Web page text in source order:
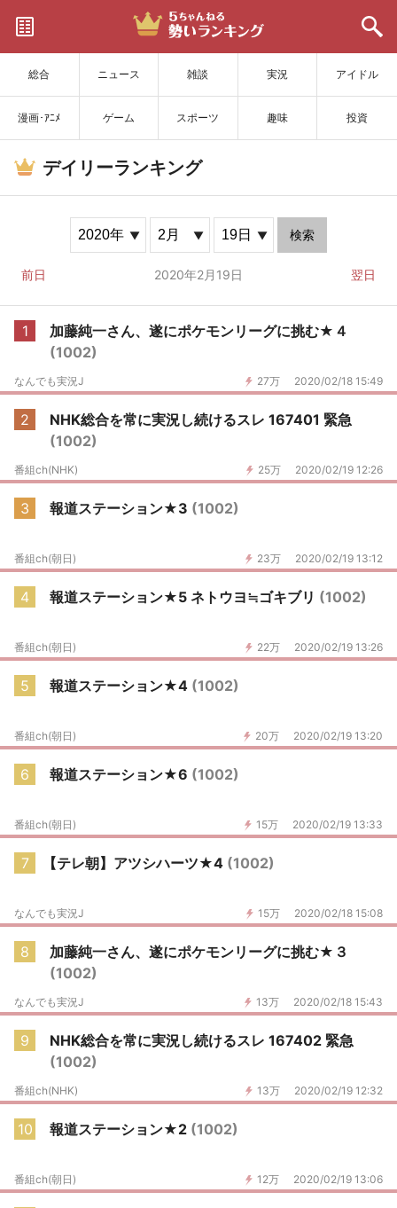
総合 ニュース 雑談 実況 アイドル
漫画･ｱﾆﾒ ゲーム スポーツ 趣味 投資
サイトを更新
デイリーランキング
検索
前日 2020年2月19日 翌日
1
加藤純一さん、遂にポケモンリーグに挑む★４
(1002)
27万 2020/02/18 15:49
なんでも実況J
2
NHK総合を常に実況し続けるスレ 167401 緊急
(1002)
25万 2020/02/19 12:26
番組ch(NHK)
3 報道ステーション★3 (1002)
23万 2020/02/19 13:12
番組ch(朝日)
4 報道ステーション★5 ネトウヨ≒ゴキブリ (1002)
22万 2020/02/19 13:26
番組ch(朝日)
5 報道ステーション★4 (1002)
20万 2020/02/19 13:20
番組ch(朝日)
6 報道ステーション★6 (1002)
15万 2020/02/19 13:33
番組ch(朝日)
7 【テレ朝】アツシハーツ★4 (1002)
15万 2020/02/18 15:08
なんでも実況J
8
加藤純一さん、遂にポケモンリーグに挑む★３
(1002)
13万 2020/02/18 15:43
なんでも実況J
9
NHK総合を常に実況し続けるスレ 167402 緊急
(1002)
13万 2020/02/19 12:32
番組ch(NHK)
10 報道ステーション★2 (1002)
12万 2020/02/19 13:06
番組ch(朝日)